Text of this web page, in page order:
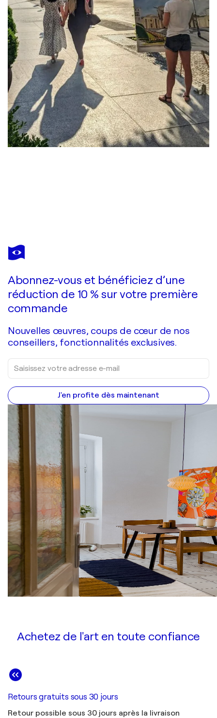
LISA SCHOEFER
Ehemaliger Plenarsaal des Bundestags, Bonn
Abonnez-vous et bénéficiez d’une
réduction de 10 % sur votre première
commande
Nouvelles œuvres, coups de cœur de nos
conseillers, fonctionnalités exclusives.
J'en profite dès maintenant
Achetez de l'art en toute confiance
Retours gratuits sous 30 jours
Retour possible sous 30 jours après la livraison